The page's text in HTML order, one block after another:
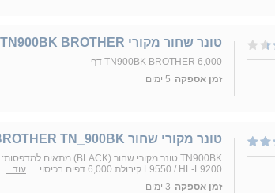
טונר שחור מקורי TN900BK BROTHER
TN900BK BROTHER 6,000 דף
זמן אספקה 5 ימים
טונר מקורי שחור BROTHER TN_900BK
L9550 / HL-L9200 קיבולת 6,000 דפים בכיסוי...
עוד...
זמן אספקה 3 ימים